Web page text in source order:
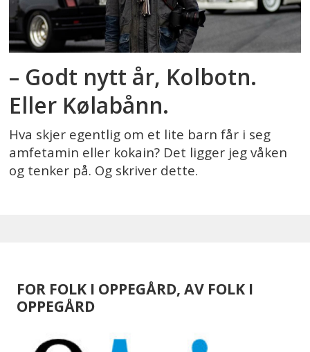
– Godt nytt år, Kolbotn.
Eller Kølabånn.
Hva skjer egentlig om et lite barn får i seg
amfetamin eller kokain? Det ligger jeg våken
og tenker på. Og skriver dette.
FOR FOLK I OPPEGÅRD, AV FOLK I
OPPEGÅRD